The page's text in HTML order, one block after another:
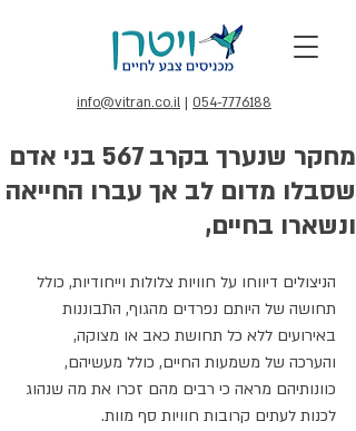
info@vitran.co.il | 054-7776188
מחקר שנערך בקרב 567 בני אדם
שסבלו מדום לב אך עברו החייאה
ונשארו בחיים,
הניצולים דיווחו על חוויות צלולות וייחודיות, כולל
תחושה של היותם נפרדים מהגוף, התבוננות
באירועים ללא כל תחושת כאב או מצוקה,
והערכה של משמעות החיים, כולל מעשיהם,
כוונותיהם מראה כי רבים מהם זכרו את מה שנהוג
לכנות לעתים קרובות חוויות סף מוות.